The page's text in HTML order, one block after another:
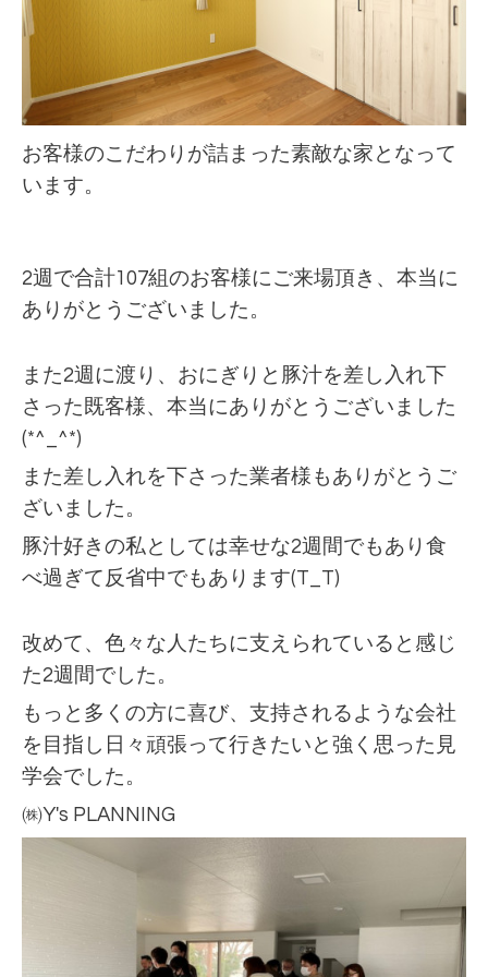
お客様のこだわりが詰まった素敵な家となって
います。
2週で合計107組のお客様にご来場頂き、本当に
ありがとうございました。
また2週に渡り、おにぎりと豚汁を差し入れ下
さった既客様、本当にありがとうございました
(*^_^*)
また差し入れを下さった業者様もありがとうご
ざいました。
豚汁好きの私としては幸せな2週間でもあり食
べ過ぎて反省中でもあります(T_T)
改めて、色々な人たちに支えられていると感じ
た2週間でした。
もっと多くの方に喜び、支持されるような会社
を目指し日々頑張って行きたいと強く思った見
学会でした。
㈱Y's PLANNING